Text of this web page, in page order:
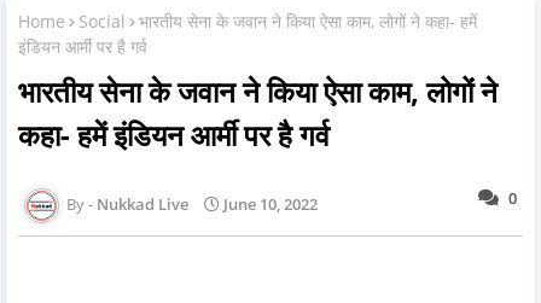
Home Social
भारतीय सेना के जवान ने किया ऐसा काम, लोगों ने कहा- हमें
इंडियन आर्मी पर है गर्व
भारतीय सेना के जवान ने किया ऐसा काम, लोगों ने
कहा- हमें इंडियन आर्मी पर है गर्व
0
Nukkad Live June 10, 2022